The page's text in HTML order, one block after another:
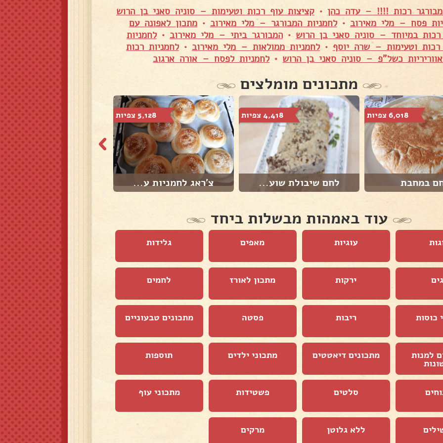
רכות !!!! – עדה כהן •קציצות עוף רכות וטעימות – סוניה סאני בן הרוש
פסח – מלי מאירוב •לחמניות המבורגר – מלי מאירוב •מתכון לאפונה עם
רכות במיוחד – סוניה סאני בן הרוש •המבורגר ביתי – מלי מאירוב •לחמניות
רכות וטעימות – שרה יוסף •לחמניות ממולאות – מלי מאירוב •לחמניות רכות
כשל"פ – סוניה סאני בן הרוש • לחמניות לפסח – אורה ארגוב
מתכונים מומלצים
6,018 צפיות
במחבת
4,418 צפיות
לחם שיבולת שוע...
5,128 צפיות
צ'ראג לחמניות ע...
עוד באמהות מבשלות ביחד
עוגיות מאפים גלידות
ירקות מתכון לאורז לחמים
כוסות ריבות פסטה מתכונים טבעוניים
למנות מתכונים דיאטטים מתכוני ילדים תוספות
סלטים פשטידות מתכוני עוף
ללא גלוטן מרקים